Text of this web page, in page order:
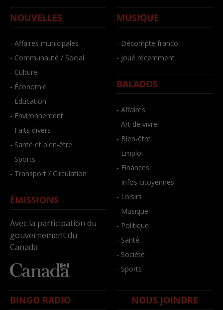
NOUVELLES
- Affaires municipales
- Communauté / Social
- Culture
- Économie
- Éducation
- Environnement
- Faits divers
- Santé et bien-être
- Sports
- Transport / Circulation
ÉMISSIONS
Avec la participation du
gouvernement du
Canada
MUSIQUE
- Décompte franco
- Joué récemment
BALADOS
- Affaires
- Art de vivre
- Bien-être
- Emploi
- Finances
- Infos citoyennes
- Loisirs
- Musique
- Politique
- Santé
- Société
- Sports
BINGO RADIO NOUS JOINDRE